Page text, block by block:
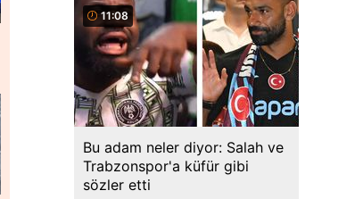
11:08
Bu adam neler diyor: Salah ve
Trabzonspor'a küfür gibi
sözler etti